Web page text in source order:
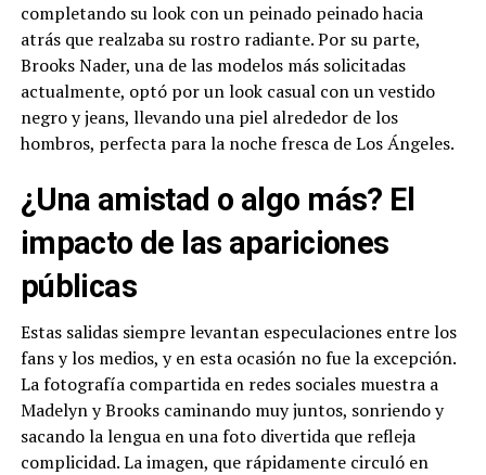
completando su look con un peinado peinado hacia
atrás que realzaba su rostro radiante. Por su parte,
Brooks Nader, una de las modelos más solicitadas
actualmente, optó por un look casual con un vestido
negro y jeans, llevando una piel alrededor de los
hombros, perfecta para la noche fresca de Los Ángeles.
¿Una amistad o algo más? El
impacto de las apariciones
públicas
Estas salidas siempre levantan especulaciones entre los
fans y los medios, y en esta ocasión no fue la excepción.
La fotografía compartida en redes sociales muestra a
Madelyn y Brooks caminando muy juntos, sonriendo y
sacando la lengua en una foto divertida que refleja
complicidad. La imagen, que rápidamente circuló en